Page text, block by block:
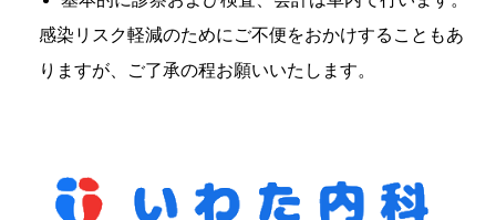
感染リスク軽減のためにご不便をおかけすることもあ
りますが、ご了承の程お願いいたします。